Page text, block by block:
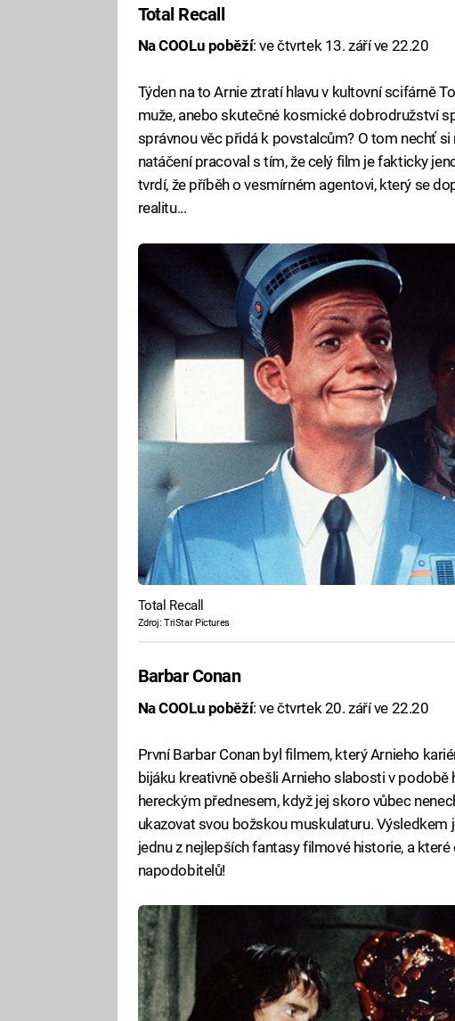
Total Recall
Na COOLu poběží: ve čtvrtek 13. září ve 22.20
Týden na to Arnie ztratí hlavu v kultovní scifárně
muže, anebo skutečné kosmické dobrodružství
správnou věc přidá k povstalcům? O tom nechť
natáčení pracoval s tím, že celý film je fakticky
tvrdí, že příběh o vesmírném agentovi, který se
realitu...
Total Recall
Zdroj: TriStar Pictures
Barbar Conan
Na COOLu poběží: ve čtvrtek 20. září ve 22.20
První Barbar Conan byl filmem, který Arnieho
bijáku kreativně obešli Arnieho slabosti v
hereckým přednesem, když jej skoro vůbec
ukazovat svou božskou muskulaturu.
jednu z nejlepších fantasy filmové historie, a
napodobitelů!